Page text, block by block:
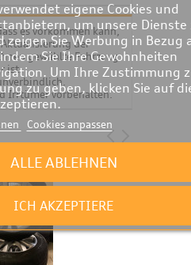
es vorkommen kann,
der
gewählte Fahrzeug
ist.
Irrtümer vorbehalten.
eigene Cookies und
um unsere Dienste
zeigen Sie Werbung in Bezug
Sie Ihre Gewohnheiten
Um Ihre Zustimmung
zu geben, klicken Sie auf
Cookies anpassen
ALLE ABLEHNEN
ICH AKZEPTIERE